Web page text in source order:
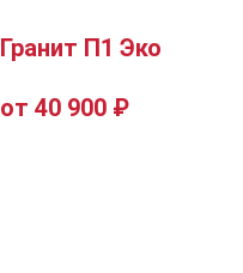
Гранит П1 Эко
от 40 900 ₽